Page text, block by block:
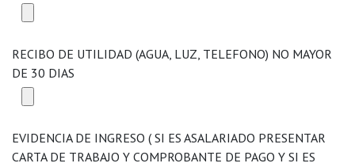
RECIBO DE UTILIDAD (AGUA, LUZ, TELEFONO) NO MAYOR
DE 30 DIAS
EVIDENCIA DE INGRESO ( SI ES ASALARIADO PRESENTAR
CARTA DE TRABAJO Y COMPROBANTE DE PAGO Y SI ES